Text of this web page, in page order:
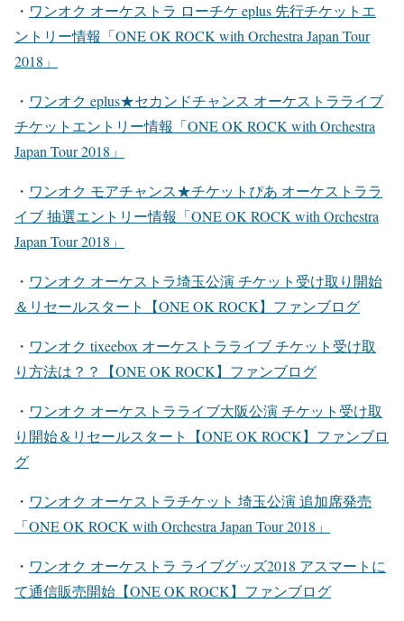
・ ワンオク オーケストラ ローチケ eplus 先行チケットエ
ントリー情報「ONE OK ROCK with Orchestra Japan Tour
2018」
・ ワンオク eplus★セカンドチャンス オーケストラライブ
チケットエントリー情報「ONE OK ROCK with Orchestra
Japan Tour 2018」
・ ワンオク モアチャンス★チケットぴあ オーケストララ
イブ 抽選エントリー情報「ONE OK ROCK with Orchestra
Japan Tour 2018」
・ ワンオク オーケストラ埼玉公演 チケット受け取り開始
＆リセールスタート【ONE OK ROCK】ファンブログ
・ ワンオク tixeebox オーケストラライブ チケット受け取
り方法は？？【ONE OK ROCK】ファンブログ
・ ワンオク オーケストラライブ大阪公演 チケット受け取
り開始＆リセールスタート【ONE OK ROCK】ファンブロ
グ
・ ワンオク オーケストラチケット 埼玉公演 追加席発売
「ONE OK ROCK with Orchestra Japan Tour 2018」
・ ワンオク オーケストラ ライブグッズ2018 アスマートに
て通信販売開始【ONE OK ROCK】ファンブログ